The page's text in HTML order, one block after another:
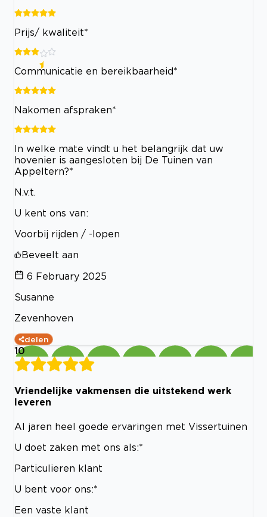
Prijs/ kwaliteit*
Communicatie en bereikbaarheid*
Nakomen afspraken*
In welke mate vindt u het belangrijk dat uw
hovenier is aangesloten bij De Tuinen van
Appeltern?*
N.v.t.
U kent ons van:
Voorbij rijden / -lopen
Beveelt aan
6 February 2025
Susanne
Zevenhoven
delen
10
Vriendelijke vakmensen die uitstekend werk
leveren
Al jaren heel goede ervaringen met Vissertuinen
U doet zaken met ons als:*
Particulieren klant
U bent voor ons:*
Een vaste klant